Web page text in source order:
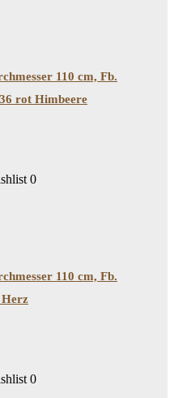
110 cm, Fb.
rot Himbeere
0
110 cm, Fb.
0